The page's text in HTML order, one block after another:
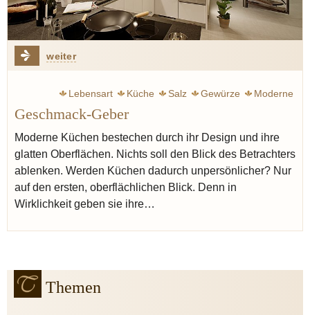
weiter
Lebensart Küche Salz Gewürze Moderne
Geschmack-Geber
Moderne Küchen bestechen durch ihr Design und ihre
glatten Oberflächen. Nichts soll den Blick des Betrachters
ablenken. Werden Küchen dadurch unpersönlicher? Nur
auf den ersten, oberflächlichen Blick. Denn in
Wirklichkeit geben sie ihre…
Themen